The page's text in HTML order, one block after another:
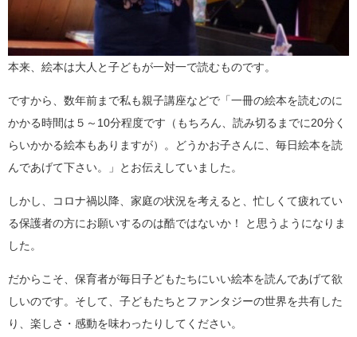
本来、絵本は大人と子どもが一対一で読むものです。
ですから、数年前まで私も親子講座などで「一冊の絵本を読むのに
かかる時間は５～10分程度です（もちろん、読み切るまでに20分く
らいかかる絵本もありますが）。どうかお子さんに、毎日絵本を読
んであげて下さい。」とお伝えしていました。
しかし、コロナ禍以降、家庭の状況を考えると、忙しくて疲れてい
る保護者の方にお願いするのは酷ではないか！ と思うようになりま
した。
だからこそ、保育者が毎日子どもたちにいい絵本を読んであげて欲
しいのです。そして、子どもたちとファンタジーの世界を共有した
り、楽しさ・感動を味わったりしてください。